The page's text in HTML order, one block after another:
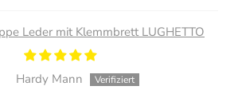
Leder mit Klemmbrett LUGHETTO
Hardy Mann